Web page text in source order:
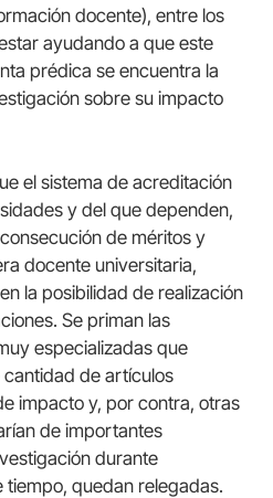
docente), entre los
ayudando a que este
prédica se encuentra la
sobre su impacto
el sistema de acreditación
y del que dependen,
de méritos y
docente universitaria,
la posibilidad de realización
Se priman las
especializadas que
de artículos
impacto y, por contra, otras
de importantes
durante
quedan relegadas.